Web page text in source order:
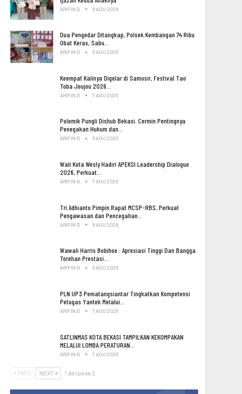
ARIFIN D 6 AGU 2026
Dua Pengedar Ditangkap, Polsek Kembangan 74 Ribu
Obat Keras, Sabu…
ARIFIN D 6 AGU 2026
Keempat Kalinya Digelar di Samosir, Festival Tao
Toba Joujou 2026…
ARIFIN D 7 AGU 2026
Polemik Pungli Dishub Bekasi. Cermin Pentingnya
Penegakan Hukum dan…
ARIFIN D 6 AGU 2026
Wali Kota Wesly Hadiri APEKSI Leadership Dialogue
2026, Perkuat…
ARIFIN D 7 AGU 2026
Tri Adhianto Pimpin Rapat MCSP-RBS, Perkuat
Pengawasan dan Pencegahan…
ARIFIN D 6 AGU 2026
Wawali Harris Bobihoe : Apresiasi Tinggi Dan Bangga
Torehan Prestasi…
ARIFIN D 6 AGU 2026
PLN UP3 Pematangsiantar Tingkatkan Kompetensi
Petugas Yantek Melalui…
ARIFIN D 7 AGU 2026
SATLINMAS KOTA BEKASI TAMPILKAN KEKOMPAKAN
MELALUI LOMBA PERATURAN…
ARIFIN D 7 AGU 2026
PREV NEXT 1 daripada 2